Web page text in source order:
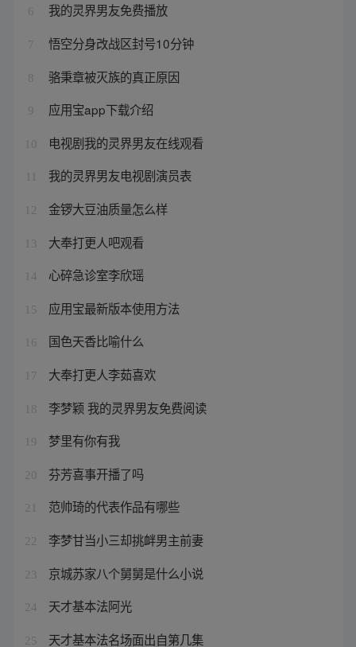
6 我的灵界男友免费播放
7 悟空分身改战区封号10分钟
8 骆秉章被灭族的真正原因
9 应用宝app下载介绍
10 电视剧我的灵界男友在线观看
我的灵界男友电视剧演员表
12 金锣大豆油质量怎么样
13 大奉打更人吧观看
14 心碎急诊室李欣瑶
15 应用宝最新版本使用方法
16 国色天香比喻什么
17 大奉打更人李茹喜欢
18 李梦颖 我的灵界男友免费阅读
19 梦里有你有我
20 芬芳喜事开播了吗
21 范帅琦的代表作品有哪些
22 李梦甘当小三却挑衅男主前妻
23 京城苏家八个舅舅是什么小说
24 天才基本法阿光
25 天才基本法名场面出自第几集